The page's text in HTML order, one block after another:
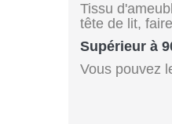
Tissu
tête de lit,
Supérieur à
Vous pouvez